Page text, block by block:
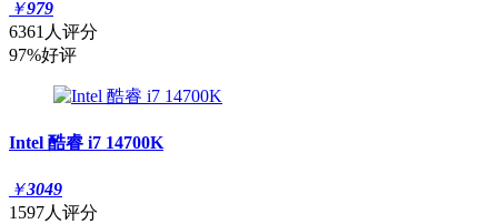
￥979
6361人评分
97%好评
Intel 酷睿 i7 14700K
￥3049
1597人评分